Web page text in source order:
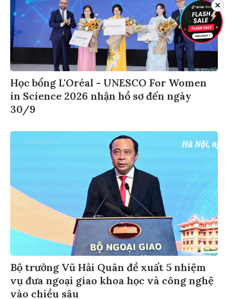
Học bổng L'Oréal - UNESCO For Women
in Science 2026 nhận hồ sơ đến ngày
30/9
Bộ trưởng Vũ Hải Quân đề xuất 5 nhiệm
vụ đưa ngoại giao khoa học và công nghệ
vào chiều sâu
✕